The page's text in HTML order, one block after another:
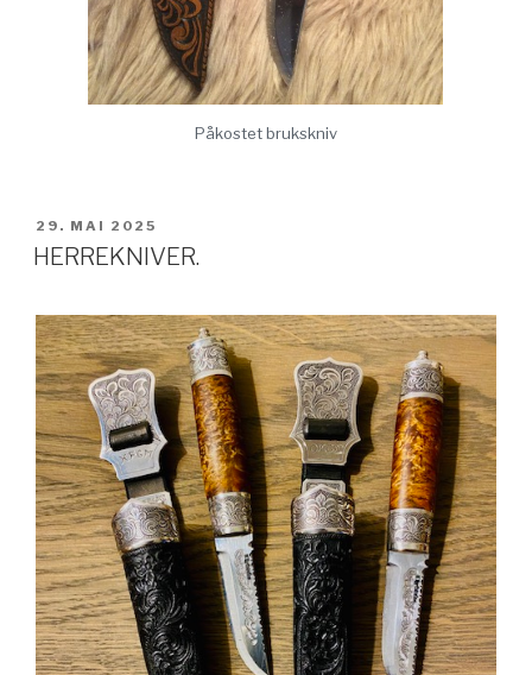
Påkostet brukskniv
PUBLISERT
29. MAI 2025
HERREKNIVER.